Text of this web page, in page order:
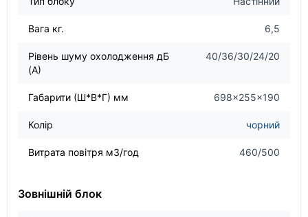
Вага кг. 6,5
Рівень шуму охолодження дБ
(А)
40/36/30/24/20
Габарити (Ш*В*Г) мм 698×255×190
Колір чорний
Витрата повітря м3/год 460/500
Зовнішній блок